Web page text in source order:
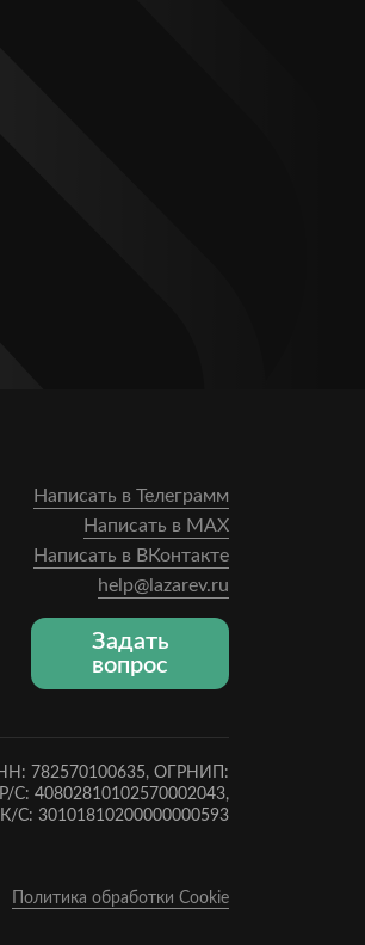
Написать в Телеграмм
Написать в MAX
Написать в ВКонтакте
help@lazarev.ru
Задать
вопрос
782570100635, ОГРНИП:
С: 40802810102570002043,
С: 30101810200000000593
Политика обработки Cookie